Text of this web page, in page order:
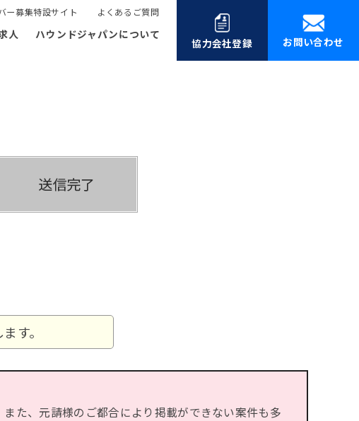
ー募集特設サイト よくあるご質問
人 ハウンドジャパンについて
協力会社登録 お問い合わせ
す。
た、元請様のご都合により掲載ができない案件も多